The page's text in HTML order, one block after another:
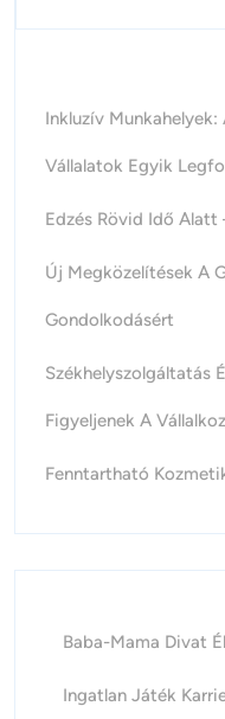
Inkluzív
Vállalatok Egyik
Edzés Rövid Idő Alatt
Új Megközelítések A
Gondolkodásért
Székhelyszolgáltatás
Figyeljenek A
Fenntartható
Baba-Mama Divat
Ingatlan Játék